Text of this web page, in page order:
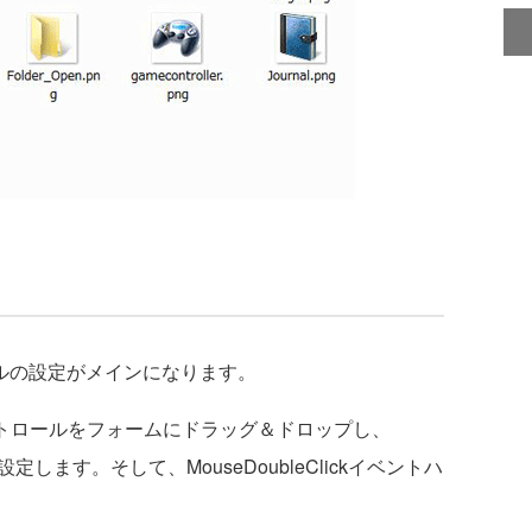
設定がメインになります。
ルをフォームにドラッグ＆ドロップし、
定します。そして、MouseDoubleClickイベントハ